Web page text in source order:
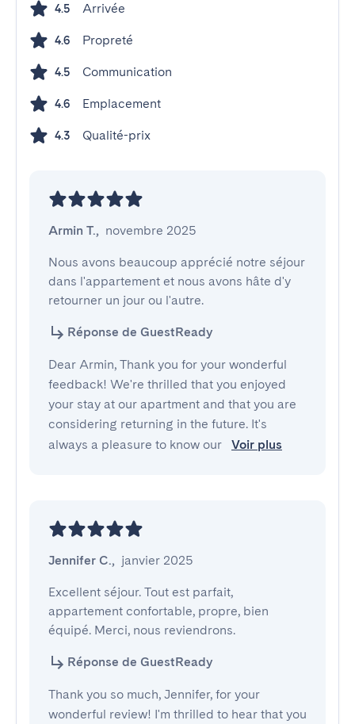
4.5 Arrivée
4.6 Propreté
4.5 Communication
4.6 Emplacement
4.3 Qualité-prix
Armin T., novembre 2025
Nous avons beaucoup apprécié notre séjour
dans l'appartement et nous avons hâte d'y
retourner un jour ou l'autre.
Réponse de GuestReady
Dear Armin, Thank you for your wonderful
feedback! We're thrilled that you enjoyed
your stay at our apartment and that you are
considering returning in the future. It's
always a pleasure to know our
Voir plus
Jennifer C., janvier 2025
Excellent séjour. Tout est parfait,
appartement confortable, propre, bien
équipé. Merci, nous reviendrons.
Réponse de GuestReady
Thank you so much, Jennifer, for your
wonderful review! I'm thrilled to hear that you